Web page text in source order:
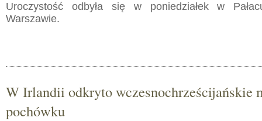
Uroczystość odbyła się w poniedziałek w
Warszawie.
W Irlandii odkryto wczesnochrześcijańskie
pochówku